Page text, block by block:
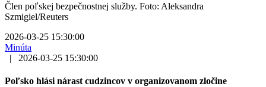
Člen poľskej bezpečnostnej služby. Foto: Aleksandra
Szmigiel/Reuters
2026-03-25 15:30:00
Minúta
|
2026-03-25 15:30:00
Poľsko hlási nárast cudzincov v organizovanom zločine